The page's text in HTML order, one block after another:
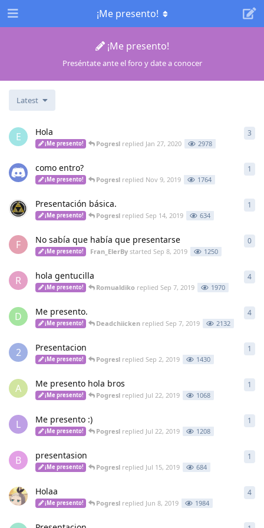
¡Me presento!
Preséntate ante el foro y date a conocer
¡Me presento!
Latest
E Hola
¡Me presento! Pogresl replied Jan 27, 2020 2978
3
como entro?
¡Me presento! Pogresl replied Nov 9, 2019 1764
1
Presentación básica.
¡Me presento! Pogresl repliedSep 14, 2019 634
1
F No sabía que había que presentarse
¡Me presento! Fran_ElerBy startedSep 8, 2019 1250
0
R hola gentucilla
¡Me presento! Romualdiko repliedSep 7, 2019 1970
4
D Me presento.
¡Me presento! Deadchiicken repliedSep 7, 2019 2132
4
2 Presentacion
¡Me presento! Pogresl repliedSep 2, 2019 1430
1
A Me presento hola bros
¡Me presento! Pogresl replied Jul 22, 2019 1068
1
L Me presento :)
¡Me presento! Pogresl replied Jul 22, 2019 1208
1
B presentasion
¡Me presento! Pogresl replied Jul 15, 2019 684
1
Holaa
¡Me presento! Pogresl replied Jun 8, 2019 1984
4